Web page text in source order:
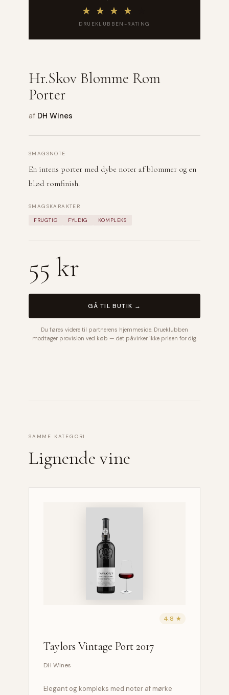
★ ★ ★ ★
DRUEKLUBBEN-RATING
Hr.Skov Blomme Rom
Porter
af DH Wines
SMAGSNOTE
En intens porter med dybe noter af blommer og en
blød romfinish.
SMAGSKARAKTER
FRUGTIG FYLDIG KOMPLEKS
55 kr
GÅ TIL BUTIK →
Du føres videre til partnerens hjemmeside. Drueklubben
modtager provision ved køb — det påvirker ikke prisen for dig.
SAMME KATEGORI
Lignende vine
4.8 ★
Taylors Vintage Port 2017
DH Wines
Elegant og kompleks med noter af mørke